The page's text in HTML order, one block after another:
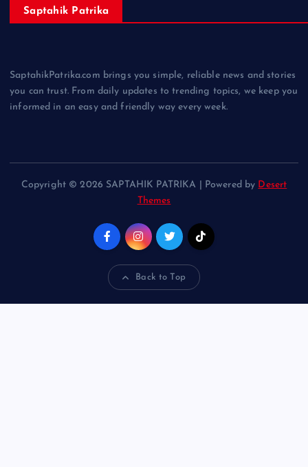
Saptahik Patrika
SaptahikPatrika.com brings you simple, reliable news and stories
you can trust. From daily updates to trending topics, we keep you
informed in an easy and friendly way every week.
Copyright © 2026 SAPTAHIK PATRIKA | Powered by Desert
Themes
Back to Top